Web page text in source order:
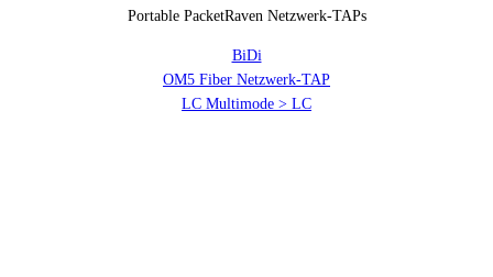
Portable PacketRaven Netzwerk-TAPs
BiDi
OM5 Fiber Netzwerk-TAP
LC Multimode > LC